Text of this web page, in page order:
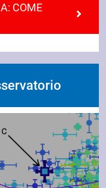
COME